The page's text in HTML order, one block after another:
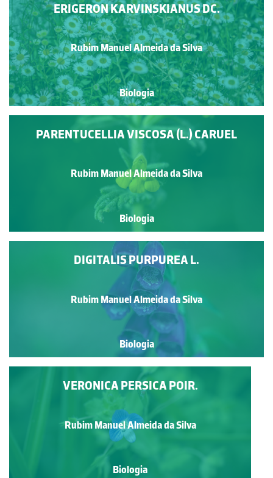
ERIGERON KARVINSKIANUS DC.
Rubim Manuel Almeida da Silva
Biologia
PARENTUCELLIA VISCOSA (L.) CARUEL
Rubim Manuel Almeida da Silva
Biologia
DIGITALIS PURPUREA L.
Rubim Manuel Almeida da Silva
Biologia
VERONICA PERSICA POIR.
Rubim Manuel Almeida da Silva
Biologia